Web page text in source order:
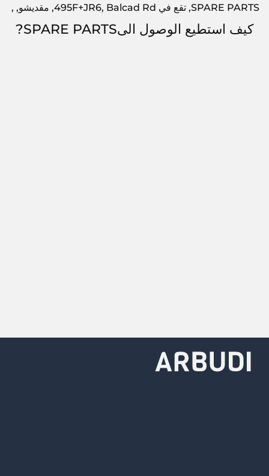
SPARE PARTS, تقع في 495F+JR6, Balcad Rd, مقديشو, ,
كيف استطيع الوصول الىSPARE PARTS?